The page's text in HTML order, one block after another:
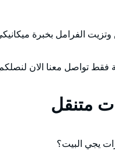
وتزيت الفرامل بخبرة
تواصل معنا الان لنصلكم
متنقل
يجي البيت؟